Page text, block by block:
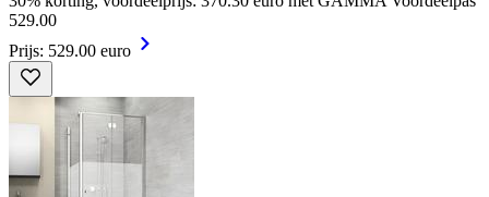
529.00
Prijs: 529.00 euro